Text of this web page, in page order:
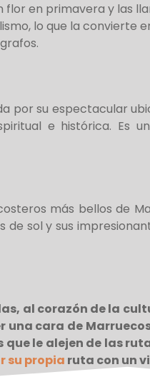
en primavera y las
lo que la convierte
por su espectacular
e histórica. Es
más bellos de
sol y sus
al corazón de la
cara de
le alejen de las
su propia ruta con un